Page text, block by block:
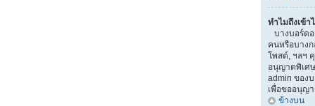
ทำไมถึงเข้า
บางบอร์ด
คนหรือบางก
โพสต์, ฯลฯ
อนุญาตพิเศ
admin ของ
เพื่อขออนุญ
ข้างบน